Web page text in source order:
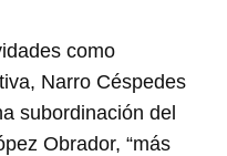
como
Narro Céspedes
subordinación del
Obrador, “más